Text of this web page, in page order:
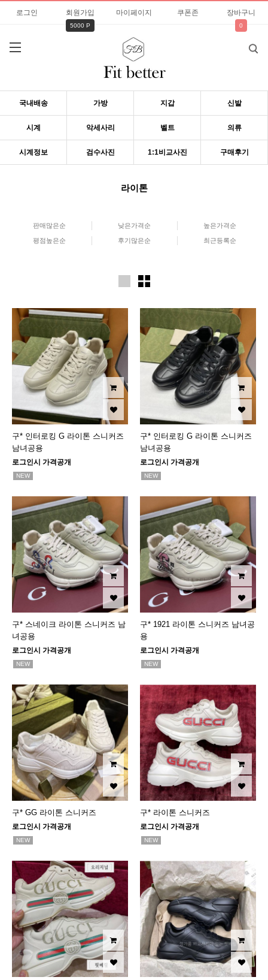
로그인 회원가입
5000 P
마이페이지 쿠폰존 장바구니
0
국내배송 가방 지갑 신발
시계 악세사리 벨트 의류
시계정보 검수사진 1:1비교사진 구매후기
라이톤
판매많은순 낮은가격순 높은가격순
평점높은순 후기많은순 최근등록순
구* 인터로킹 G 라이톤 스니커즈
남녀공용
로그인시 가격공개
NEW
구* 인터로킹 G 라이톤 스니커즈
남녀공용
로그인시 가격공개
NEW
구* 스네이크 라이톤 스니커즈 남
녀공용
로그인시 가격공개
NEW
구* 1921 라이톤 스니커즈 남녀공
용
로그인시 가격공개
NEW
구* GG 라이톤 스니커즈
로그인시 가격공개
NEW
구* 라이톤 스니커즈
로그인시 가격공개
NEW